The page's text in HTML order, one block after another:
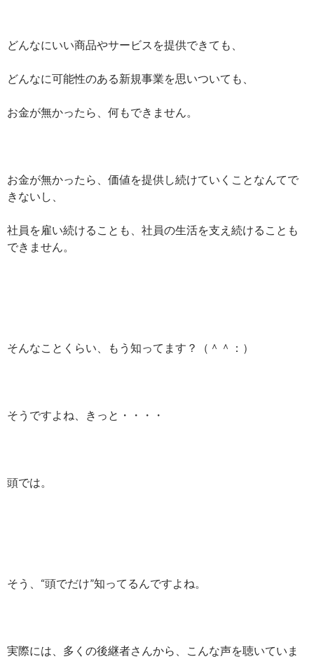
どんなにいい商品やサービスを提供できても、
どんなに可能性のある新規事業を思いついても、
お金が無かったら、何もできません。
お金が無かったら、価値を提供し続けていくことなんてで
きないし、
社員を雇い続けることも、社員の生活を支え続けることも
できません。
そんなことくらい、もう知ってます？（＾＾：）
そうですよね、きっと・・・・
頭では。
そう、“頭でだけ”知ってるんですよね。
実際には、多くの後継者さんから、こんな声を聴いていま